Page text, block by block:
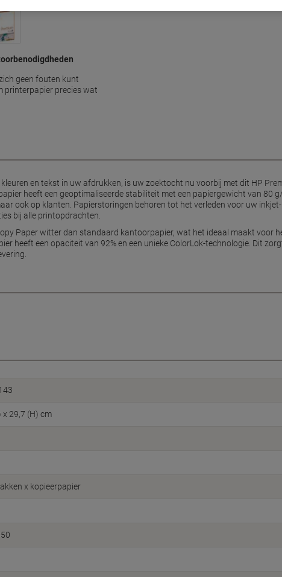
geen fouten kunt
printerpapier precies wat
en tekst in uw afdrukken, is uw zoektocht nu voorbij met dit HP
heeft een geoptimaliseerde stabiliteit met een papiergewicht van 80
ook op klanten. Papierstoringen behoren tot het verleden voor uw
bij alle printopdrachten.
Paper witter dan standaard kantoorpapier, wat het ideaal maakt voor
heeft een opaciteit van 92% en een unieke ColorLok-technologie. Dit
x 29,7 (H) cm
x kopieerpapier